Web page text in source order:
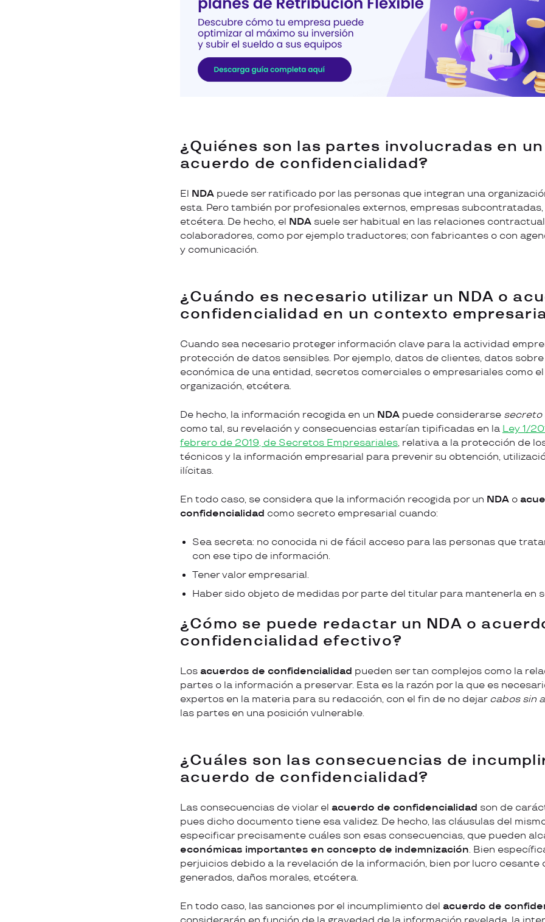
¿Quiénes son las partes involucradas en un
acuerdo de confidencialidad?
El NDA puede ser ratificado por las personas que integran una
esta. Pero también por profesionales externos, empresas
etcétera. De hecho, el NDA suele ser habitual en las relaciones
colaboradores, como por ejemplo traductores; con fabricantes o con
y comunicación.
¿Cuándo es necesario utilizar un NDA o
confidencialidad en un contexto
Cuando sea necesario proteger información clave para la actividad
protección de datos sensibles. Por ejemplo, datos de clientes, datos
económica de una entidad, secretos comerciales o empresariales como el
organización, etcétera.
De hecho, la información recogida en un NDA puede considerarse secreto
como tal, su revelación y consecuencias estarían tipificadas en la Ley 1/
febrero de 2019, de Secretos Empresariales, relativa a la protección de
técnicos y la información empresarial para prevenir su obtención,
ilícitas.
En todo caso, se considera que la información recogida por un NDA o
confidencialidad como secreto empresarial cuando:
Sea secreta: no conocida ni de fácil acceso para las personas que
con ese tipo de información.
Tener valor empresarial.
Haber sido objeto de medidas por parte del titular para mantenerla en
¿Cómo se puede redactar un NDA o
confidencialidad efectivo?
Los acuerdos de confidencialidad pueden ser tan complejos como la
partes o la información a preservar. Esta es la razón por la que es
expertos en la materia para su redacción, con el fin de no dejar cabos sin
las partes en una posición vulnerable.
¿Cuáles son las consecuencias de
acuerdo de confidencialidad?
Las consecuencias de violar el acuerdo de confidencialidad son de
pues dicho documento tiene esa validez. De hecho, las cláusulas del
especificar precisamente cuáles son esas consecuencias, que pueden
económicas importantes en concepto de indemnización. Bien
perjuicios debido a la revelación de la información, bien por lucro cesante
generados, daños morales, etcétera.
En todo caso, las sanciones por el incumplimiento del acuerdo de